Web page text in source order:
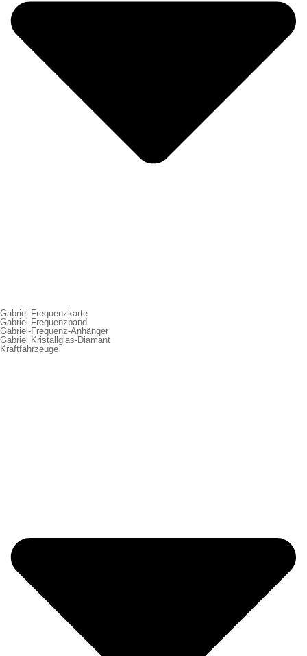
Gabriel-Frequenzkarte
Gabriel-Frequenzband
Gabriel-Frequenz-Anhänger
Gabriel Kristallglas-Diamant
Kraftfahrzeuge